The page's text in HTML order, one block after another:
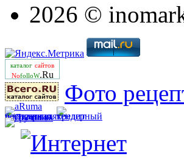
2026 ©
каталог сайтов
NofolloW.Ru
Фото